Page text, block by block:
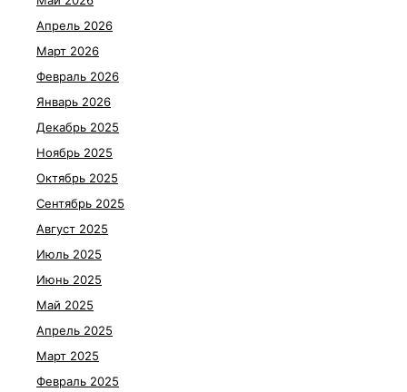
Апрель 2026
Март 2026
Февраль 2026
Январь 2026
Декабрь 2025
Ноябрь 2025
Октябрь 2025
Сентябрь 2025
Август 2025
Июль 2025
Июнь 2025
Май 2025
Апрель 2025
Март 2025
Февраль 2025